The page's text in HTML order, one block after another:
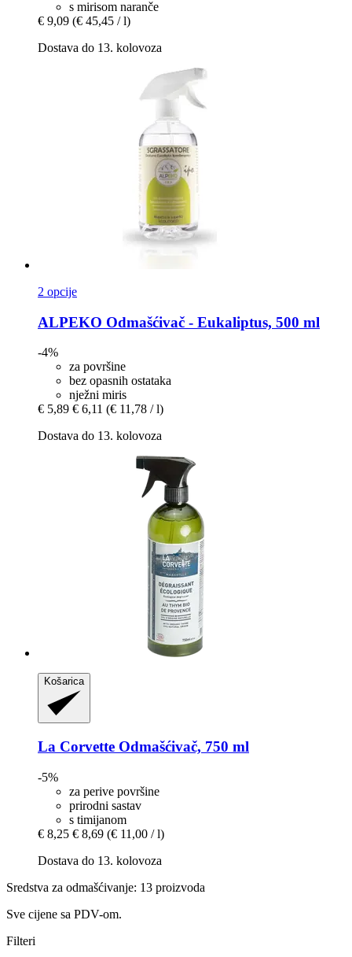
s mirisom naranče
€ 9,09 (€ 45,45 / l)
Dostava do 13. kolovoza
2 opcije
ALPEKO Odmašćivač -​ Eukaliptus, 500 ml
-4%
za površine
bez opasnih ostataka
nježni miris
€ 5,89 € 6,11 (€ 11,78 / l)
Dostava do 13. kolovoza
Košarica
La Corvette Odmašćivač, 750 ml
-5%
za perive površine
prirodni sastav
s timijanom
€ 8,25 € 8,69 (€ 11,00 / l)
Dostava do 13. kolovoza
Sredstva za odmašćivanje: 13 proizvoda
Sve cijene sa PDV-om.
Filteri